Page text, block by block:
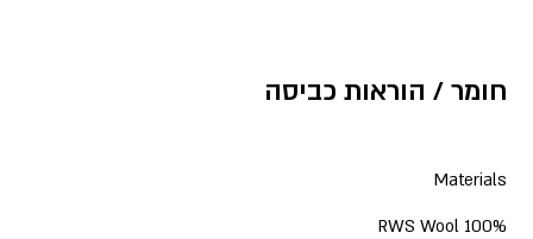
חומר / הוראות כביסה
Materials
100% RWS Wool